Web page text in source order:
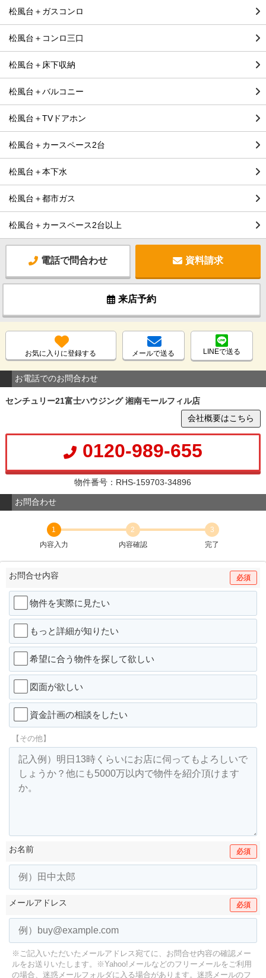
松風台＋ガスコンロ
松風台＋コンロ三口
松風台＋床下収納
松風台＋バルコニー
松風台＋TVドアホン
松風台＋カースペース2台
松風台＋本下水
松風台＋都市ガス
松風台＋カースペース2台以上
電話で問合わせ 資料請求
来店予約
お気に入りに登録する メールで送る LINEで送る
お電話でのお問合わせ
センチュリー21富士ハウジング 湘南モールフィル店
会社概要はこちら
0120-989-655
物件番号：RHS-159703-34896
お問合わせ
1
内容入力
2
内容確認
3
完了
お問合せ内容 必須
物件を実際に見たい
もっと詳細が知りたい
希望に合う物件を探して欲しい
図面が欲しい
資金計画の相談をしたい
【その他】
お名前 必須
メールアドレス 必須
※ご記入いただいたメールアドレス宛てに、お問合せ内容の確認メー
ルをお送りいたします。
※Yahoo!メールなどのフリーメールをご利用
の場合、迷惑メールフォルダに入る場合があります。 迷惑メールのフ